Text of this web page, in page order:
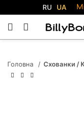
RU UA
Головна Схованки /